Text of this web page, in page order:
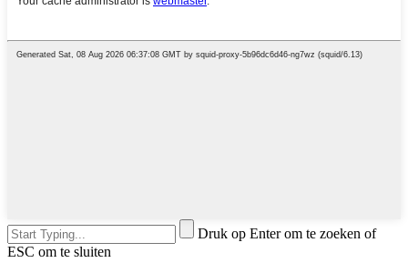
Druk op Enter om te zoeken of
ESC om te sluiten